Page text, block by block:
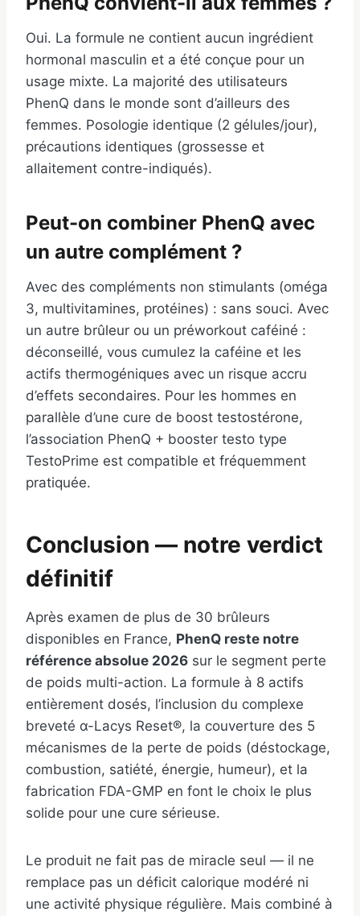
Oui. La formule ne contient aucun ingrédient
hormonal masculin et a été conçue pour un
usage mixte. La majorité des utilisateurs
PhenQ dans le monde sont d’ailleurs des
femmes. Posologie identique (2 gélules/jour),
précautions identiques (grossesse et
allaitement contre-indiqués).
Peut-on combiner PhenQ avec
un autre complément ?
Avec des compléments non stimulants (oméga
3, multivitamines, protéines) : sans souci. Avec
un autre brûleur ou un préworkout caféiné :
déconseillé, vous cumulez la caféine et les
actifs thermogéniques avec un risque accru
d’effets secondaires. Pour les hommes en
parallèle d’une cure de boost testostérone,
l’association PhenQ + booster testo type
TestoPrime est compatible et fréquemment
pratiquée.
Conclusion — notre verdict
définitif
Après examen de plus de 30 brûleurs
disponibles en France, PhenQ reste notre
référence absolue 2026 sur le segment perte
de poids multi-action. La formule à 8 actifs
entièrement dosés, l’inclusion du complexe
breveté α-Lacys Reset®, la couverture des 5
mécanismes de la perte de poids (déstockage,
combustion, satiété, énergie, humeur), et la
fabrication FDA-GMP en font le choix le plus
solide pour une cure sérieuse.
Le produit ne fait pas de miracle seul — il ne
remplace pas un déficit calorique modéré ni
une activité physique régulière. Mais combiné à